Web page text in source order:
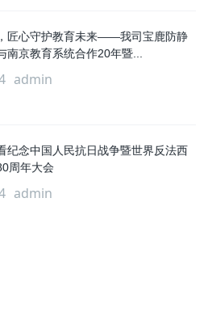
匠心守护教育未来——我司宝鹿防静
南京教育系统合作20年暨...
admin
纪念中国人民抗日战争暨世界反法西
周年大会
admin